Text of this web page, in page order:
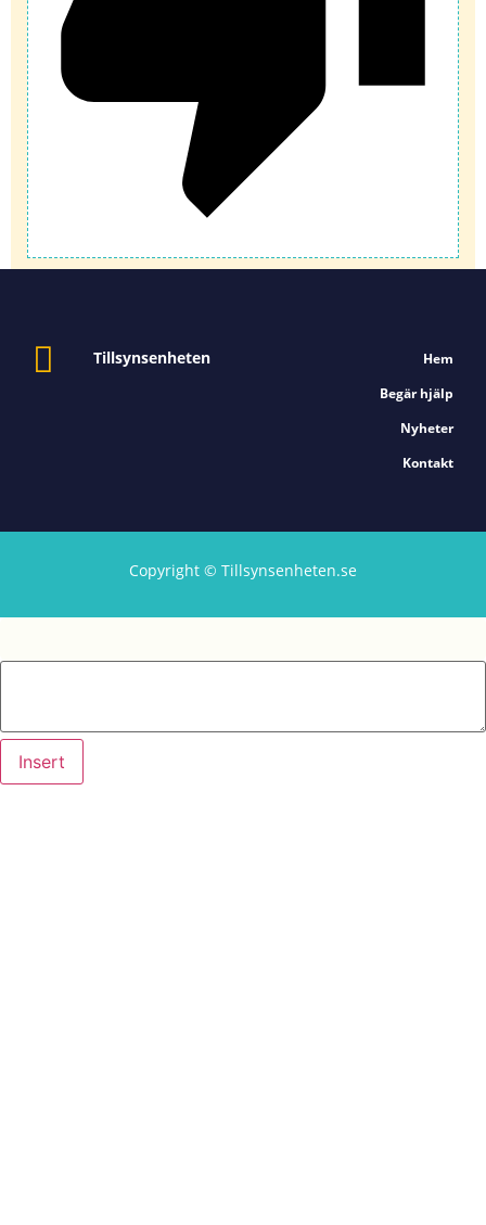
Tillsynsenheten
Hem
Begär hjälp
Nyheter
Kontakt
Copyright © Tillsynsenheten.se
Insert